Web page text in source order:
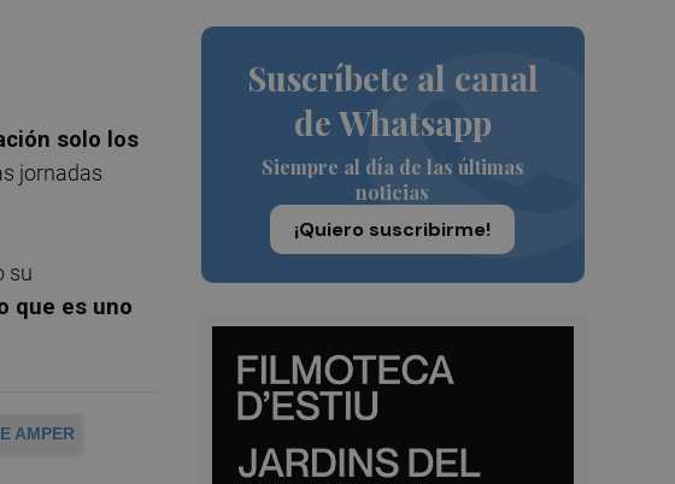
Suscríbete al canal
de Whatsapp
Siempre al día de las últimas
noticias
¡Quiero suscribirme!
solo los
jornadas
su
que es uno
AMPER